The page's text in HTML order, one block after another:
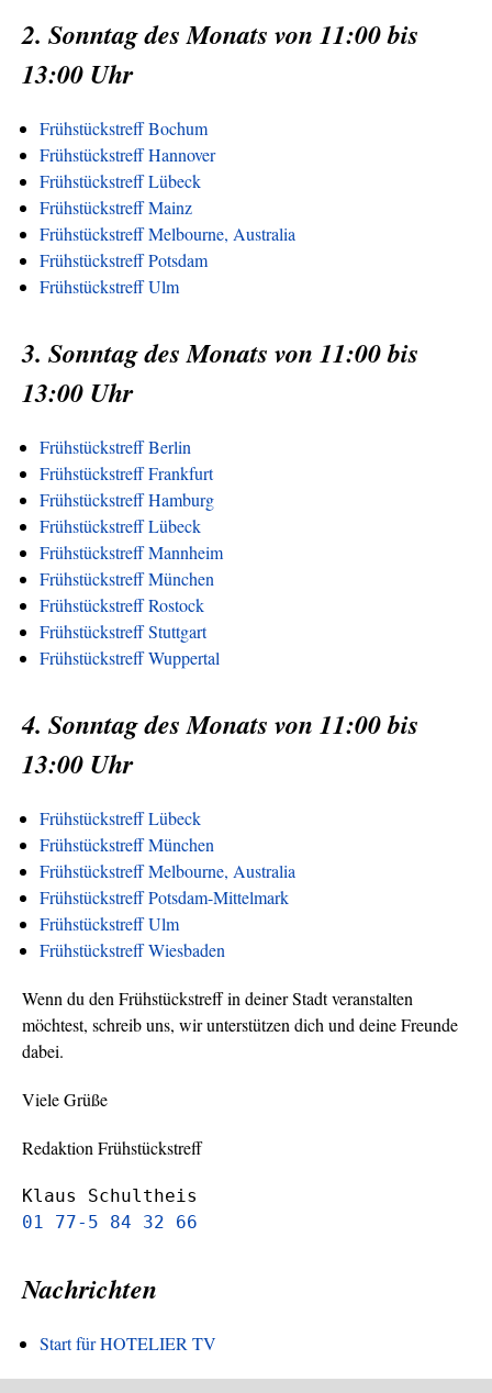
2. Sonntag des Monats von 11:00 bis
13:00 Uhr
Frühstückstreff Bochum
Frühstückstreff Hannover
Frühstückstreff Lübeck
Frühstückstreff Mainz
Frühstückstreff Melbourne, Australia
Frühstückstreff Potsdam
Frühstückstreff Ulm
3. Sonntag des Monats von 11:00 bis
13:00 Uhr
Frühstückstreff Berlin
Frühstückstreff Frankfurt
Frühstückstreff Hamburg
Frühstückstreff Lübeck
Frühstückstreff Mannheim
Frühstückstreff München
Frühstückstreff Rostock
Frühstückstreff Stuttgart
Frühstückstreff Wuppertal
4. Sonntag des Monats von 11:00 bis
13:00 Uhr
Frühstückstreff Lübeck
Frühstückstreff München
Frühstückstreff Melbourne, Australia
Frühstückstreff Potsdam-Mittelmark
Frühstückstreff Ulm
Frühstückstreff Wiesbaden
Wenn du den Frühstückstreff in deiner Stadt veranstalten
möchtest, schreib uns, wir unterstützen dich und deine Freunde
dabei.
Viele Grüße
Redaktion Frühstückstreff
Klaus Schultheis
01 77-5 84 32 66
Nachrichten
Start für HOTELIER TV